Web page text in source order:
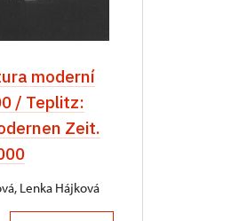
moderní
/ Teplitz:
Zeit.
Lenka Hájková